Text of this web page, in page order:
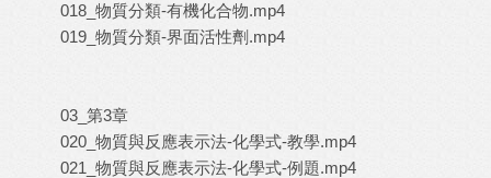
018_物質分類-有機化合物.mp4
019_物質分類-界面活性劑.mp4
03_第3章
020_物質與反應表示法-化學式-教學.mp4
021_物質與反應表示法-化學式-例題.mp4